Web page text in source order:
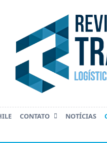
CONTATO NOTÍCIAS